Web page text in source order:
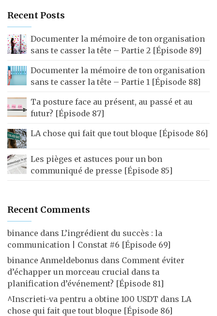
Recent Posts
Documenter la mémoire de ton organisation
sans te casser la tête – Partie 2 [Épisode 89]
Documenter la mémoire de ton organisation
sans te casser la tête – Partie 1 [Épisode 88]
Ta posture face au présent, au passé et au
futur? [Épisode 87]
LA chose qui fait que tout bloque [Épisode 86]
Les pièges et astuces pour un bon
communiqué de presse [Épisode 85]
Recent Comments
binance dans L’ingrédient du succès : la
communication | Constat #6 [Épisode 69]
binance Anmeldebonus dans Comment éviter
d’échapper un morceau crucial dans ta
planification d’événement? [Épisode 81]
^Inscrieti-va pentru a obtine 100 USDT dans LA
chose qui fait que tout bloque [Épisode 86]